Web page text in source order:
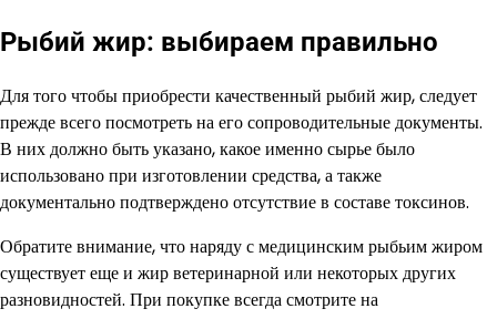
Рыбий жир: выбираем правильно
Для того чтобы приобрести качественный рыбий жир, следует
прежде всего посмотреть на его сопроводительные документы.
В них должно быть указано, какое именно сырье было
использовано при изготовлении средства, а также
документально подтверждено отсутствие в составе токсинов.
Обратите внимание, что наряду с медицинским рыбьим жиром
существует еще и жир ветеринарной или некоторых других
разновидностей. При покупке всегда смотрите на